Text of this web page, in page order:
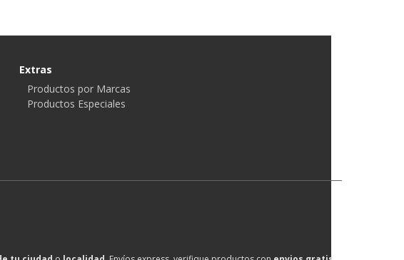
Extras
Productos por Marcas
Productos Especiales